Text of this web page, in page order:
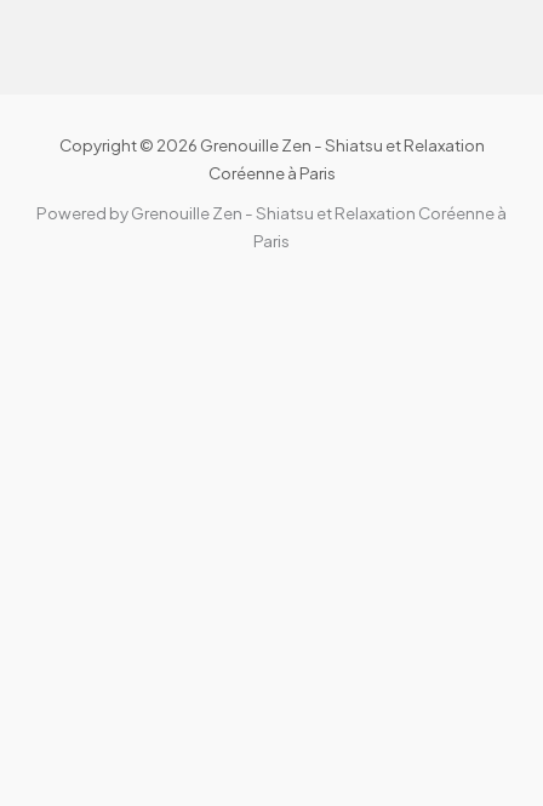
Copyright © 2026 Grenouille Zen - Shiatsu et Relaxation
Coréenne à Paris
Powered by Grenouille Zen - Shiatsu et Relaxation Coréenne à
Paris